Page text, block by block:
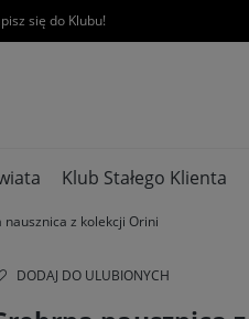
się do Klubu!
Klub Stałego Klienta
nausznica z kolekcji Orini
DODAJ DO ULUBIONYCH